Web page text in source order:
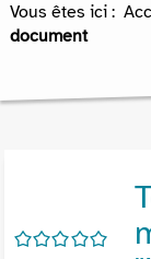
Vous êtes ici :
document
/5